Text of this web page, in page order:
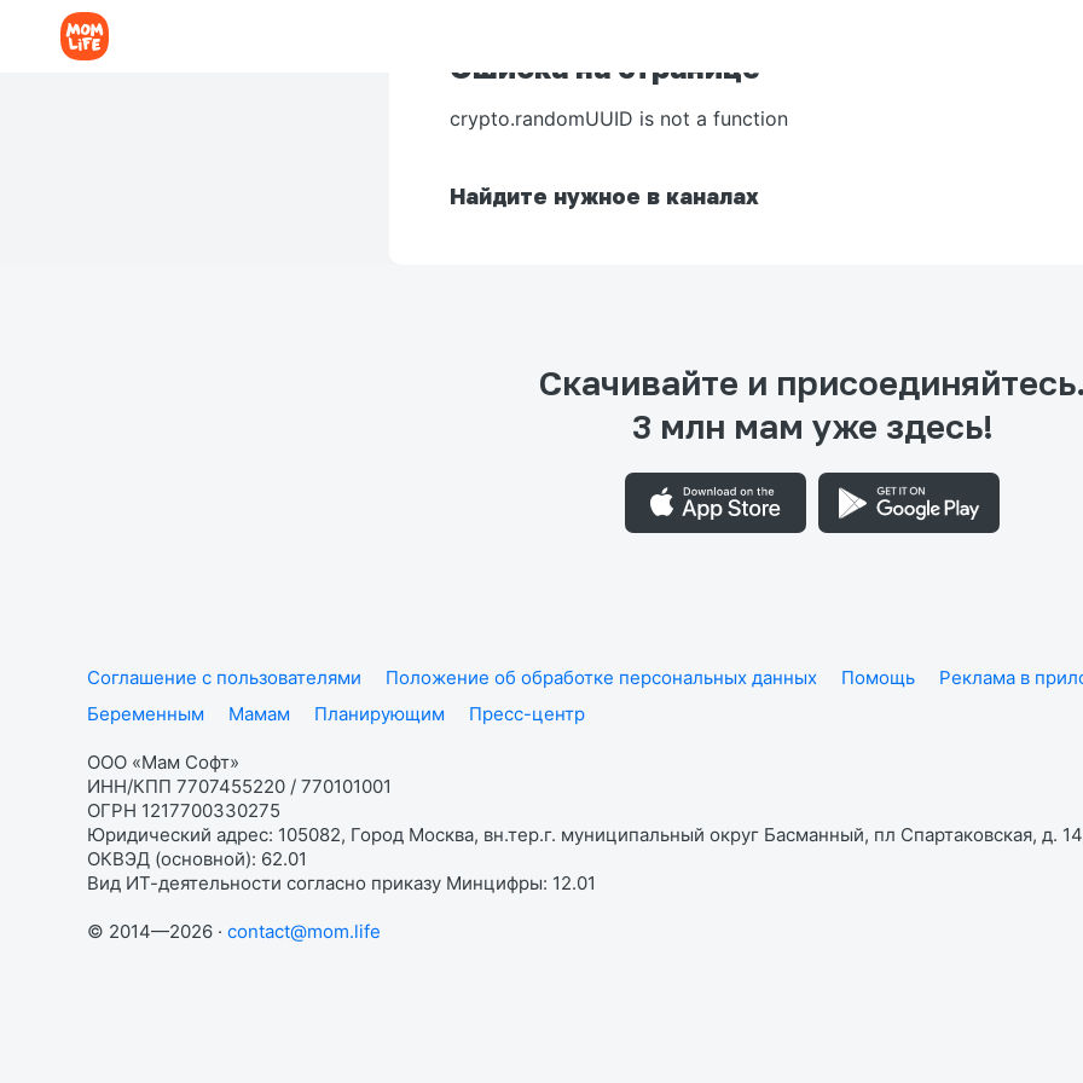
Ошибка на странице
crypto.randomUUID is not a function
Найдите нужное в каналах
Скачивайте и присоединяйтесь.
3 млн мам уже здесь!
Соглашение с пользователями Положение об обработке персональных данных Помощь Реклама в
Беременным
Мамам Планирующим Пресс-центр
ООО «Мам Софт»
ИНН/КПП 7707455220 / 770101001
ОГРН 1217700330275
Юридический адрес: 105082, Город Москва, вн.тер.г. муниципальный округ Басманный, пл Спартаковская, д.
ОКВЭД (основной): 62.01
Вид ИТ-деятельности согласно приказу Минцифры: 12.01
© 2014—2026 · contact@mom.life